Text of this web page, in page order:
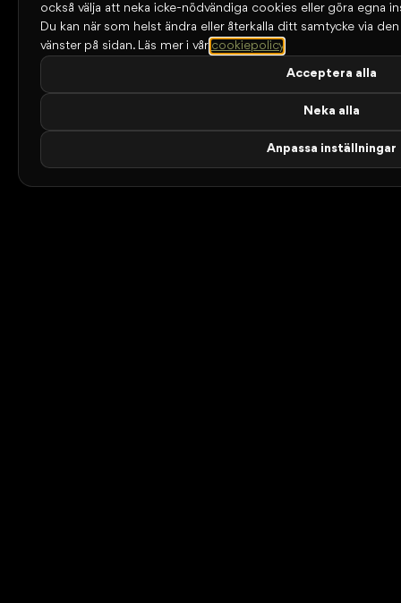
också välja att neka icke-nödvändiga cookies eller göra egna
Du kan när som helst ändra eller återkalla ditt samtycke via
vänster på sidan. Läs mer i vår cookiepolicy
Acceptera alla
Neka alla
Anpassa inställningar